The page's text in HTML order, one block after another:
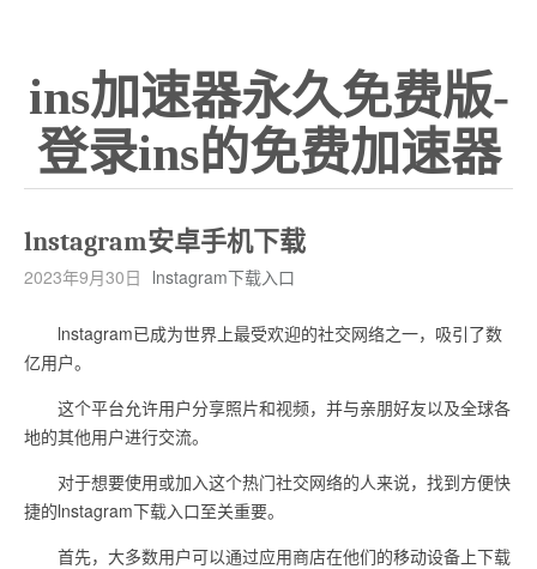
ins加速器永久免费版-
登录ins的免费加速器
lnstagram安卓手机下载
2023年9月30日 lnstagram下载入口
lnstagram已成为世界上最受欢迎的社交网络之一，吸引了数
亿用户。
这个平台允许用户分享照片和视频，并与亲朋好友以及全球各
地的其他用户进行交流。
对于想要使用或加入这个热门社交网络的人来说，找到方便快
捷的lnstagram下载入口至关重要。
首先，大多数用户可以通过应用商店在他们的移动设备上下载